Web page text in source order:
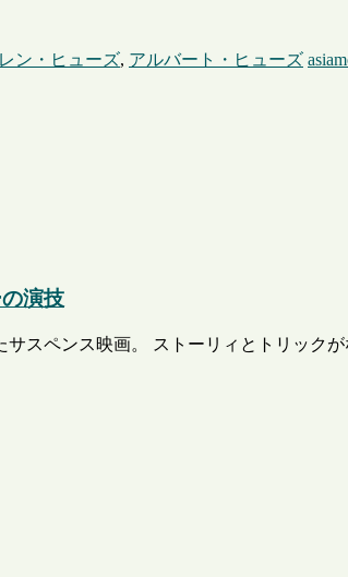
ン・ヒューズ, アルバート・ヒューズ
演技
スペンス映画。 ストーリィとトリッ